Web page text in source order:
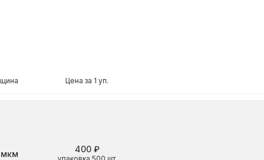
Цена за 1 уп.
400 ₽